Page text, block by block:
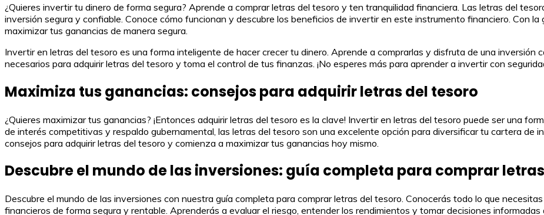
¿Quieres invertir tu dinero de forma segura? Aprende a comprar letras del tesoro y ten tranquilidad financiera. Las letras del
inversión segura y confiable. Conoce cómo funcionan y descubre los beneficios de invertir en este instrumento financiero. Con
maximizar tus ganancias de manera segura.
Invertir en letras del tesoro es una forma inteligente de hacer crecer tu dinero. Aprende a comprarlas y disfruta de una inversión
necesarios para adquirir letras del tesoro y toma el control de tus finanzas. ¡No esperes más para aprender a invertir con
Maximiza tus ganancias: consejos para adquirir letras del tesoro
¿Quieres maximizar tus ganancias? ¡Entonces adquirir letras del tesoro es la clave! Invertir en letras del tesoro puede ser una
de interés competitivas y respaldo gubernamental, las letras del tesoro son una excelente opción para diversificar tu cartera de
consejos para adquirir letras del tesoro y comienza a maximizar tus ganancias hoy mismo.
Descubre el mundo de las inversiones: guía completa para comprar
Descubre el mundo de las inversiones con nuestra guía completa para comprar letras del tesoro. Conocerás todo lo que
financieros de forma segura y rentable. Aprenderás a evaluar el riesgo, entender los rendimientos y tomar decisiones